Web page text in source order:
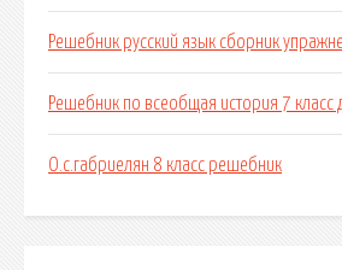
Решебник русский язык сборник
Решебник по всеобщая история 7 класс
О.с.габриелян 8 класс решебник